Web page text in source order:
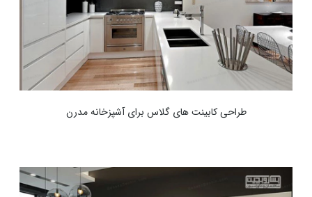
طراحی کابینت های گلاس برای آشپزخانه مدرن